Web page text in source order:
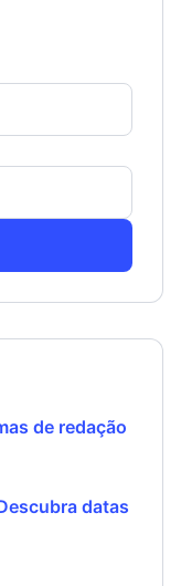
de redação
datas